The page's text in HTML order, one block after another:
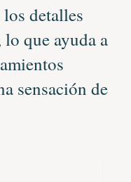
detalles
lo que ayuda a
sensación de